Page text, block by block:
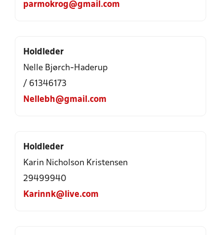
parmokrog@gmail.com
Holdleder
Nelle Bjørch-Haderup
/ 61346173
Nellebh@gmail.com
Holdleder
Karin Nicholson Kristensen
29499940
Karinnk@live.com